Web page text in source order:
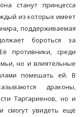
станут принцесса
из которых имеет
поддерживаемая
бороться за
противники, среди
но и влиятельные
помешать ей. В
драконы,
Таргариенов, но и
смогут увидеть ещё